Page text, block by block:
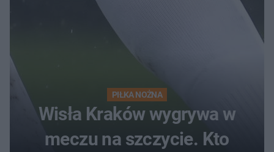
PIŁKA NOŻNA
Wisła Kraków wygrywa w
meczu na szczycie. Kto